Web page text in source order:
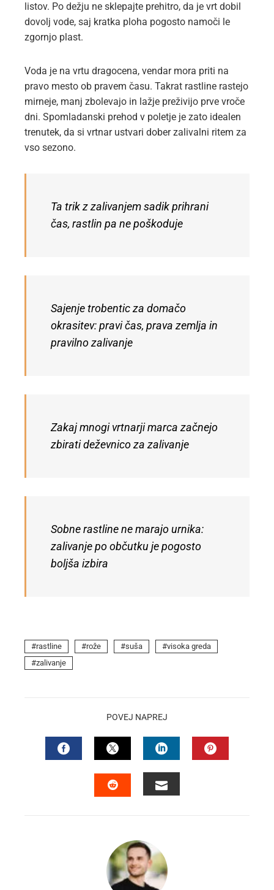
listov. Po dežju ne sklepajte prehitro, da je vrt dobil
dovolj vode, saj kratka ploha pogosto namoči le
zgornjo plast.
Voda je na vrtu dragocena, vendar mora priti na
pravo mesto ob pravem času. Takrat rastline rastejo
mirneje, manj zbolevajo in lažje preživijo prve vroče
dni. Spomladanski prehod v poletje je zato idealen
trenutek, da si vrtnar ustvari dober zalivalni ritem za
vso sezono.
Ta trik z zalivanjem sadik prihrani
čas, rastlin pa ne poškoduje
Sajenje trobentic za domačo
okrasitev: pravi čas, prava zemlja in
pravilno zalivanje
Zakaj mnogi vrtnarji marca začnejo
zbirati deževnico za zalivanje
Sobne rastline ne marajo urnika:
zalivanje po občutku je pogosto
boljša izbira
rastline rože suša
visoka greda
zalivanje
POVEJ NAPREJ
FACEBOOKTWITTERLINKEDIN